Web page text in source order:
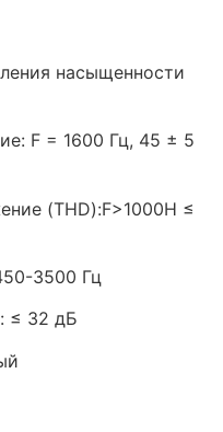
насыщенности
F = 1600 Гц, 45 ± 5
(THD):F>1000H ≤
3500 Гц
≤ 32 дБ